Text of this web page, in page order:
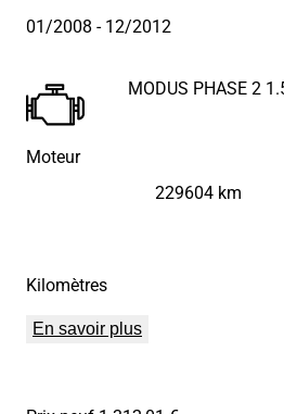
01/2008- 12/2012
Moteur
MODUS PHASE 2
Kilomètres
229604 km
En savoir plus